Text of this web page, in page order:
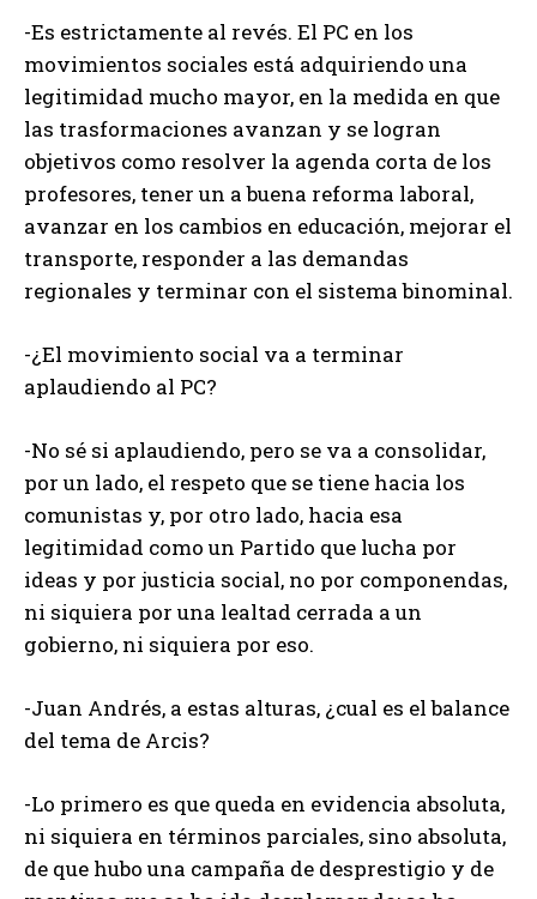
-Es estrictamente al revés. El PC en los
movimientos sociales está adquiriendo una
legitimidad mucho mayor, en la medida en que
las trasformaciones avanzan y se logran
objetivos como resolver la agenda corta de los
profesores, tener un a buena reforma laboral,
avanzar en los cambios en educación, mejorar el
transporte, responder a las demandas
regionales y terminar con el sistema binominal.
-¿El movimiento social va a terminar
aplaudiendo al PC?
-No sé si aplaudiendo, pero se va a consolidar,
por un lado, el respeto que se tiene hacia los
comunistas y, por otro lado, hacia esa
legitimidad como un Partido que lucha por
ideas y por justicia social, no por componendas,
ni siquiera por una lealtad cerrada a un
gobierno, ni siquiera por eso.
-Juan Andrés, a estas alturas, ¿cual es el balance
del tema de Arcis?
-Lo primero es que queda en evidencia absoluta,
ni siquiera en términos parciales, sino absoluta,
de que hubo una campaña de desprestigio y de